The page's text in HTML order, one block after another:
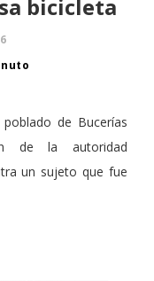
bicicleta
de Bucerías
de la autoridad
un sujeto que fue